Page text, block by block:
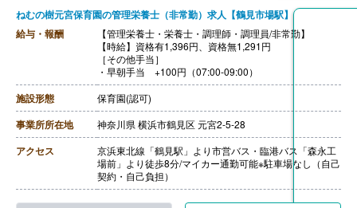
ねむの樹元宮保育園の管理栄養士（非常勤）求人【鶴見市場駅】
給与・報酬
【管理栄養士・栄養士・調理師・調理員/非常勤】
【時給】資格有1,396円、資格無1,291円
［その他手当］
・早朝手当 +100円（07:00-09:00）
施設形態 保育園(認可)
事業所所在地 神奈川県 横浜市鶴見区 元宮2-5-28
アクセス
京浜東北線「鶴見駅」より市営バス・臨港バス「森永工
場前」より徒歩8分/マイカー通勤可能※駐車場なし（自己
契約・自己負担）